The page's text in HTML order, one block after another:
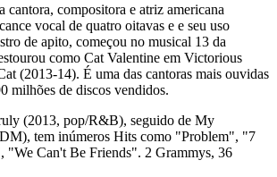
cantora, compositora e atriz americana
vocal de quatro oitavas e e seu uso
de apito, começou no musical 13 da
como Cat Valentine em Victorious
(2013-14). É uma das cantoras mais ouvidas
milhões de discos vendidos.
(2013, pop/R&B), seguido de My
tem inúmeros Hits como "Problem", "7
"We Can't Be Friends". 2 Grammys, 36